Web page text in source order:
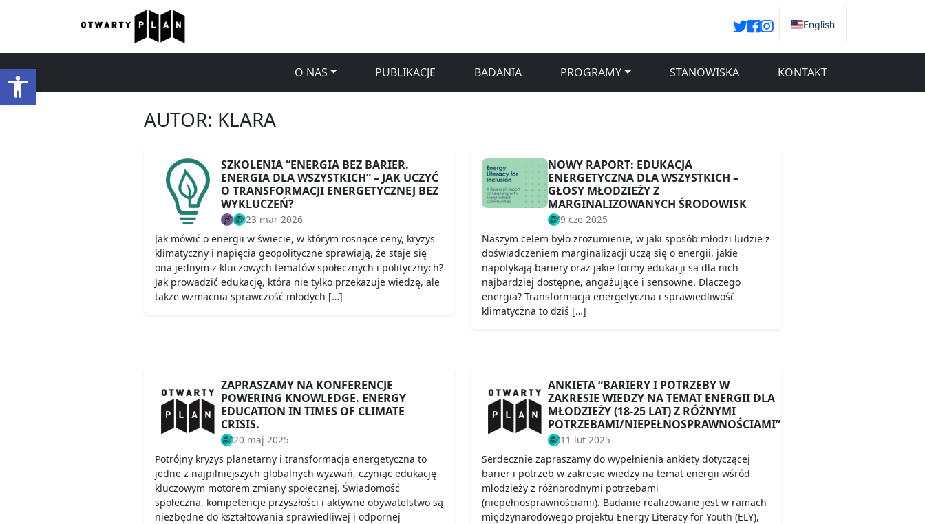
Otwórz pasek narzędzi
English
O NAS PUBLIKACJE BADANIA PROGRAMY STANOWISKA KONTAKT
AUTOR: KLARA
SZKOLENIA “ENERGIA BEZ BARIER.
ENERGIA DLA WSZYSTKICH” – JAK UCZYĆ
O TRANSFORMACJI ENERGETYCZNEJ BEZ
WYKLUCZEŃ?
23 mar 2026
Jak mówić o energii w świecie, w którym rosnące ceny, kryzys
klimatyczny i napięcia geopolityczne sprawiają, że staje się
ona jednym z kluczowych tematów społecznych i politycznych?
Jak prowadzić edukację, która nie tylko przekazuje wiedzę, ale
także wzmacnia sprawczość młodych […]
NOWY RAPORT: EDUKACJA
ENERGETYCZNA DLA WSZYSTKICH –
GŁOSY MŁODZIEŻY Z
MARGINALIZOWANYCH ŚRODOWISK
9 cze 2025
Naszym celem było zrozumienie, w jaki sposób młodzi ludzie z
doświadczeniem marginalizacji uczą się o energii, jakie
napotykają bariery oraz jakie formy edukacji są dla nich
najbardziej dostępne, angażujące i sensowne. Dlaczego
energia? Transformacja energetyczna i sprawiedliwość
klimatyczna to dziś […]
ZAPRASZAMY NA KONFERENCJE
POWERING KNOWLEDGE. ENERGY
EDUCATION IN TIMES OF CLIMATE
CRISIS.
20 maj 2025
Potrójny kryzys planetarny i transformacja energetyczna to
jedne z najpilniejszych globalnych wyzwań, czyniąc edukację
kluczowym motorem zmiany społecznej. Świadomość
społeczna, kompetencje przyszłości i aktywne obywatelstwo są
niezbędne do kształtowania sprawiedliwej i odpornej
ANKIETA “BARIERY I POTRZEBY W
ZAKRESIE WIEDZY NA TEMAT ENERGII DLA
MŁODZIEŻY (18-25 LAT) Z RÓŻNYMI
POTRZEBAMI/NIEPEŁNOSPRAWNOŚCIAMI”
11 lut 2025
Serdecznie zapraszamy do wypełnienia ankiety dotyczącej
barier i potrzeb w zakresie wiedzy na temat energii wśród
młodzieży z różnorodnymi potrzebami
(niepełnosprawnościami). Badanie realizowane jest w ramach
międzynarodowego projektu Energy Literacy for Youth (ELY),